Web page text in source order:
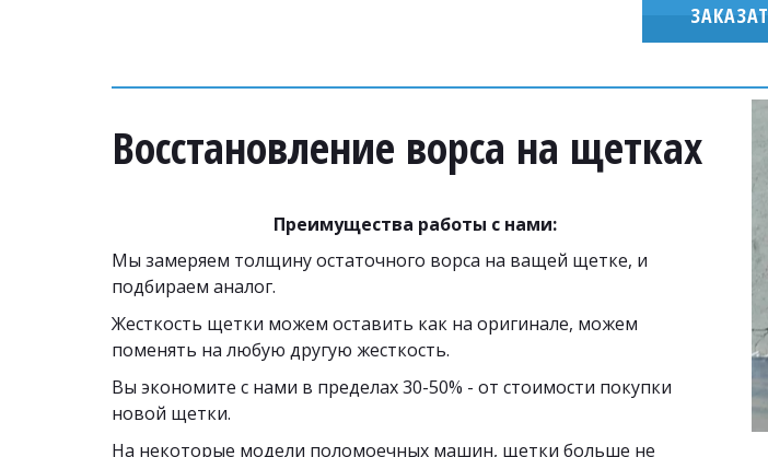
Восстановление ворса на щетках
Преимущества работы с нами:
Мы замеряем толщину остаточного ворса на ващей щетке, и
подбираем аналог.
Жесткость щетки можем оставить как на оригинале, можем
поменять на любую другую жесткость.
Вы экономите с нами в пределах 30-50% - от стоимости покупки
новой щетки.
На некоторые модели поломоечных машин, щетки больше не